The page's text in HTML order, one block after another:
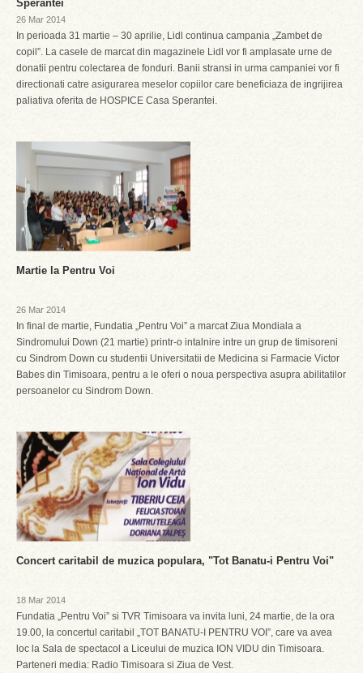
Sperantei
26 Mar 2014
In perioada 31 martie – 30 aprilie, Lidl continua campania „Zambet de
copil”. La casele de marcat din magazinele Lidl vor fi amplasate urne de
donatii pentru colectarea de fonduri. Banii stransi in urma campaniei vor fi
directionati catre asigurarea meselor copiilor care beneficiaza de ingrijirea
paliativa oferita de HOSPICE Casa Sperantei.
Martie la Pentru Voi
26 Mar 2014
In final de martie, Fundatia „Pentru Voi” a marcat Ziua Mondiala a
Sindromului Down (21 martie) printr-o intalnire intre un grup de timisoreni
cu Sindrom Down cu studentii Universitatii de Medicina si Farmacie Victor
Babes din Timisoara, pentru a le oferi o noua perspectiva asupra abilitatilor
persoanelor cu Sindrom Down.
Concert caritabil de muzica populara, "Tot Banatu-i Pentru Voi"
18 Mar 2014
Fundatia „Pentru Voi” si TVR Timisoara va invita luni, 24 martie, de la ora
19.00, la concertul caritabil „TOT BANATU-I PENTRU VOI”, care va avea
loc la Sala de spectacol a Liceului de muzica ION VIDU din Timisoara.
Parteneri media: Radio Timisoara si Ziua de Vest.